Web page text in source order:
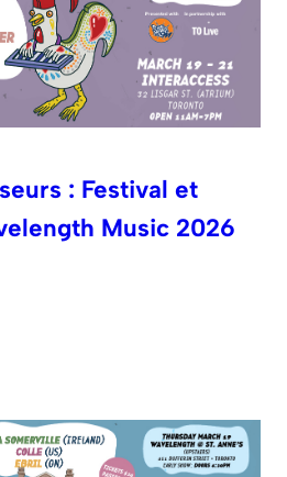
: Festival et
Music 2026